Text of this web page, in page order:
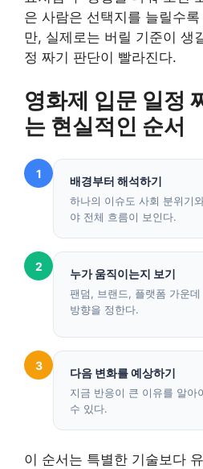
은 사람은 선택지를 늘릴수
만, 실제로는 버릴 기준이 생
정 짜기 판단이 빨라진다.
영화제 입문 일정
는 현실적인 순서
1
배경부터 해석하기
하나의 이슈도 사회 분위기
야 전체 흐름이 보인다.
2
누가 움직이는지 보기
팬덤, 브랜드, 플랫폼 가운
방향을 정한다.
3
다음 변화를 예상하기
지금 반응이 큰 이유를 알아
수 있다.
이 순서는 특별한 기술보다